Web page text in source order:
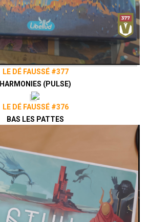
LE DÉ FAUSSÉ #377
HARMONIES (PULSE)
LE DÉ FAUSSÉ #376
BAS LES PATTES